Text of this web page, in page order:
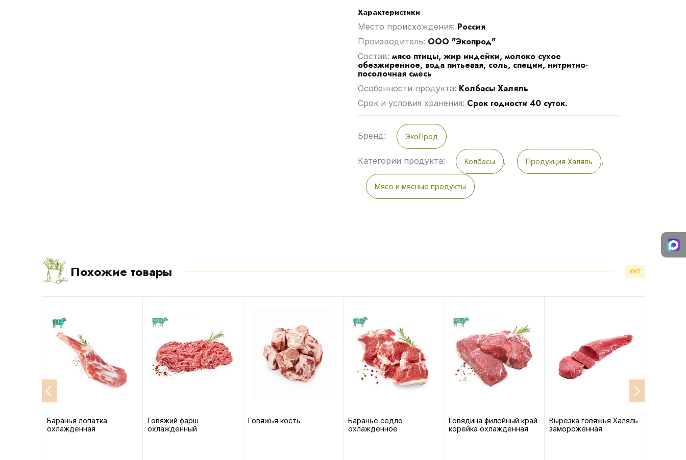
Характеристики
Место происхождения: Россия
Производитель: ООО "Экопрод"
Cостав: мясо птицы, жир индейки, молоко сухое
обезжиренное, вода питьевая, соль, специи, нитритно-
посолочная смесь
Особенности продукта: Колбасы Халяль
Срок и условия хранения: Срок годности 40 суток.
Бренд: ЭкоПрод
Категории продукта: Колбасы , Продукция Халяль ,
Мясо и мясные продукты
Похожие товары ХИТ
Баранья лопатка
охлажденная
Говяжий фарш
охлажденный
Говяжья кость
Баранье седло
охлажденное
Говядина филейный край
корейка охлажденная
Вырезка говяжья Халяль
замороженная